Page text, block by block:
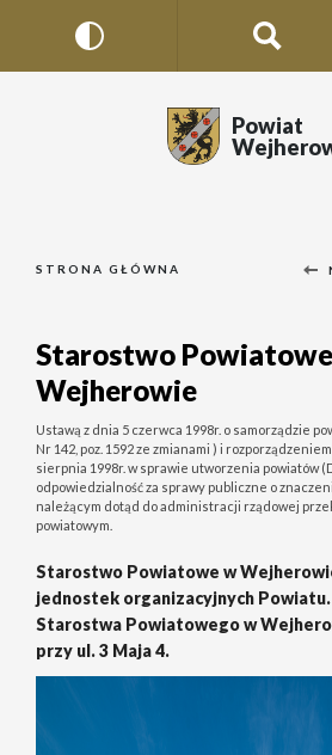
Powiat
STRONA GŁÓWNA
Starostwo
Wejherowie
Ustawą z dnia 5 czerwca 1998r. o samorządzie
Nr 142, poz. 1592 ze zmianami ) i
sierpnia 1998r. w sprawie utworzenia powiatów
odpowiedzialność za sprawy publiczne o
należącym dotąd do administracji rządowej
powiatowym.
Starostwo Powiatowe w
jednostek organizacyjnych Powiatu.
Starostwa Powiatowego w
przy ul. 3 Maja 4.